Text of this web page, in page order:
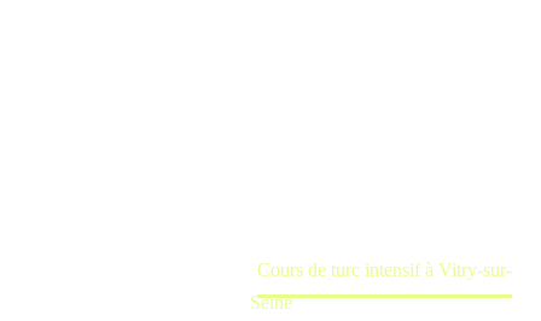
Cours de turc intensif à Vitry-sur-
Seine